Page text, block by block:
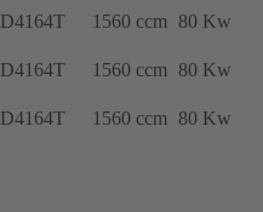
D4164T 1560 ccm 80 Kw
D4164T 1560 ccm 80 Kw
D4164T 1560 ccm 80 Kw